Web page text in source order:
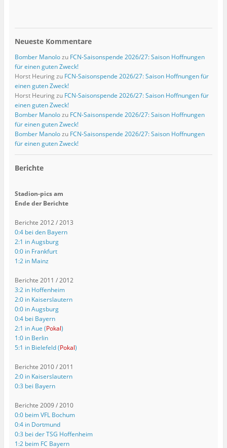
Neueste Kommentare
Bomber Manolozu FCN-Saisonspende 2026/27: Saison Hoffnungen
für einen guten Zweck!
Horst Heuring zu FCN-Saisonspende 2026/27: Saison Hoffnungen für
einen guten Zweck!
Horst Heuring zu FCN-Saisonspende 2026/27: Saison Hoffnungen für
einen guten Zweck!
Bomber Manolozu FCN-Saisonspende 2026/27: Saison Hoffnungen
für einen guten Zweck!
Bomber Manolozu FCN-Saisonspende 2026/27: Saison Hoffnungen
für einen guten Zweck!
Berichte
Stadion-pics am
Ende der Berichte
Berichte 2012 / 2013
0:4 bei den Bayern
2:1 in Augsburg
0:0 in Frankfurt
1:2 in Mainz
Berichte 2011 / 2012
3:2 in Hoffenheim
2:0 in Kaiserslautern
0:0 in Augsburg
0:4 bei Bayern
2:1 in Aue (Pokal)
1:0 in Berlin
5:1 in Bielefeld (Pokal)
Berichte 2010 / 2011
2:0 in Kaiserslautern
0:3 bei Bayern
Berichte 2009 / 2010
0:0 beim VFL Bochum
0:4 in Dortmund
0:3 bei der TSG Hoffenheim
1:2 beim FC Bayern